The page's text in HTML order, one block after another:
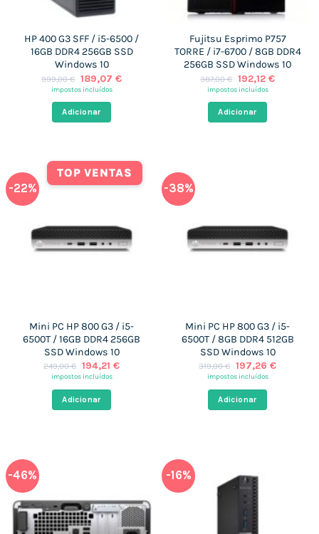
HP 400 G3 SFF / i5-6500 /
16GB DDR4 256GB SSD
Windows 10
999,00€ O
preço
era:
999,00 €.
189,07 €O
impostos incluídos
Adicionar
Fujitsu Esprimo P757
TORRE / i7-6700 / 8GB DDR4
256GB SSD Windows 10
387,00€ O
preço
era:
387,00 €.
192,12 €O
impostos incluídos
Adicionar
-22%
TOP VENTAS
Mini PC HP 800 G3 / i5-
6500T / 16GB DDR4 256GB
SSD Windows 10
249,00€ O
preço
era:
249,00 €.
194,21 €O
impostos incluídos
Adicionar
-38%
Mini PC HP 800 G3 / i5-
6500T / 8GB DDR4 512GB
SSD Windows 10
319,00€ O
preço
era:
319,00 €.
197,26 €O
impostos incluídos
Adicionar
-46% -16%